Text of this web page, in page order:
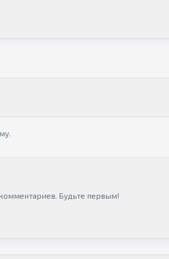
Будьте первым!